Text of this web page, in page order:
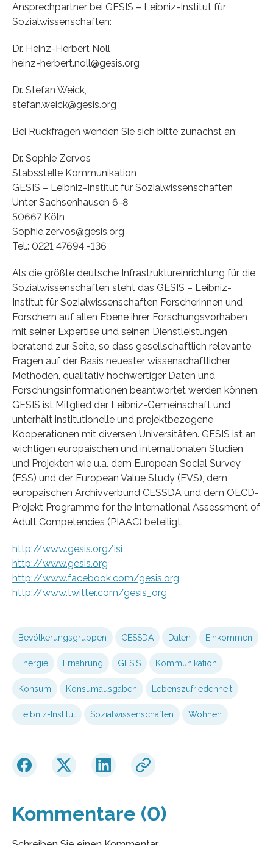
Ansprechpartner bei GESIS – Leibniz-Institut für
Sozialwissenschaften:
Dr. Heinz-Herbert Noll
heinz-herbert.noll@gesis.org
Dr. Stefan Weick,
stefan.weick@gesis.org
Bei Rückfragen wenden Sie sich bitte zunächst an:
Dr. Sophie Zervos
Stabsstelle Kommunikation
GESIS – Leibniz-Institut für Sozialwissenschaften
Unter Sachsenhausen 6-8
50667 Köln
Sophie.zervos@gesis.org
Tel.: 0221 47694 -136
Als die größte deutsche Infrastruktureinrichtung für die
Sozialwissenschaften steht das GESIS – Leibniz-
Institut für Sozialwissenschaften Forscherinnen und
Forschern auf allen Ebene ihrer Forschungsvorhaben
mit seiner Expertise und seinen Dienstleistungen
beratend zur Seite, so dass gesellschaftlich relevante
Fragen auf der Basis neuester wissenschaftlicher
Methoden, qualitativ hochwertiger Daten und
Forschungsinformationen beantwortet werden können.
GESIS ist Mitglied der Leibniz-Gemeinschaft und
unterhält institutionelle und projektbezogene
Kooperationen mit diversen Universitäten. GESIS ist an
wichtigen europäischen und internationalen Studien
und Projekten wie u.a. dem European Social Survey
(ESS) und der European Value Study (EVS), dem
europäischen Archivverbund CESSDA und dem OECD-
Projekt Programme for the International Assessment of
Adult Competencies (PIAAC) beteiligt.
http://www.gesis.org/isi
http://www.gesis.org
http://www.facebook.com/gesis.org
http://www.twitter.com/gesis_org
Bevölkerungsgruppen CESSDA Daten Einkommen
Energie Ernährung GESIS Kommunikation
Konsum Konsumausgaben Lebenszufriedenheit
Leibniz-Institut Sozialwissenschaften Wohnen
Kommentare (0)